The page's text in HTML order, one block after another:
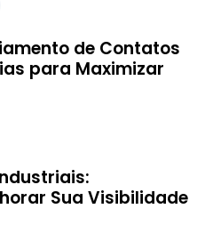
de Contatos
para Maximizar
Sua Visibilidade